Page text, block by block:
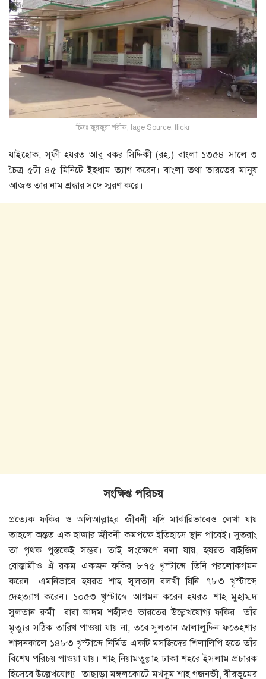
চিত্রঃ ফুরফুরা শরীফ, Iage Source: flickr
যাইহােক, সুফী হযরত আবু বকর সিদ্দিকী (রহ.) বাংলা ১৩৫৪ সালে ৩
চৈত্র ৫টা ৪৫ মিনিটে ইহধাম ত্যাগ করেন। বাংলা তথা ভারতের মানুষ
আজও তার নাম শ্রদ্ধার সঙ্গে স্মরণ করে।
সংক্ষিপ্ত পরিচয়
প্রত্যেক ফকির ও অলিআল্লাহর জীবনী যদি মাঝারিভাবেও লেখা যায়
তাহলে অন্তত এক হাজার জীবনী কমপক্ষে ইতিহাসে স্থান পাবেই। সুতরাং
তা পৃথক পুস্তকেই সম্ভব। তাই সংক্ষেপে বলা যায়, হযরত বাইজিদ
বােস্তামীও ঐ রকম একজন ফকির ৮৭৫ খৃস্টাব্দে তিনি পরলােকগমন
করেন। এমনিভাবে হযরত শাহ সুলতান বলখী যিনি ৭৮৩ খৃস্টাব্দে
দেহত্যাগ করেন। ১০৫৩ খৃস্টাব্দে আগমন করেন হযরত শাহ মুহাম্মদ
সুলতান রুমী। বাবা আদম শহীদও ভারতের উল্লেখযােগ্য ফকির। তাঁর
মৃত্যুর সঠিক তারিখ পাওয়া যায় না, তবে সুলতান জালালুদ্দিন ফতেহশার
শাসনকালে ১৪৮৩ খৃস্টাব্দে নির্মিত একটি মসজিদের শিলালিপি হতে তাঁর
বিশেষ পরিচয় পাওয়া যায়। শাহ নিয়ামতুল্লাহ ঢাকা শহরে ইসলাম প্রচারক
হিসেবে উল্লেখযােগ্য। তাছাড়া মঙ্গলকোটে মখদুম শাহ গজনভী, বীরভূমের